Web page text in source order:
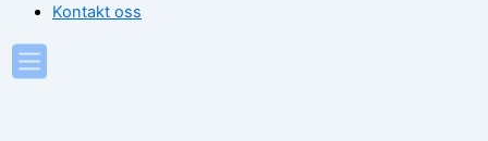
Kontakt oss